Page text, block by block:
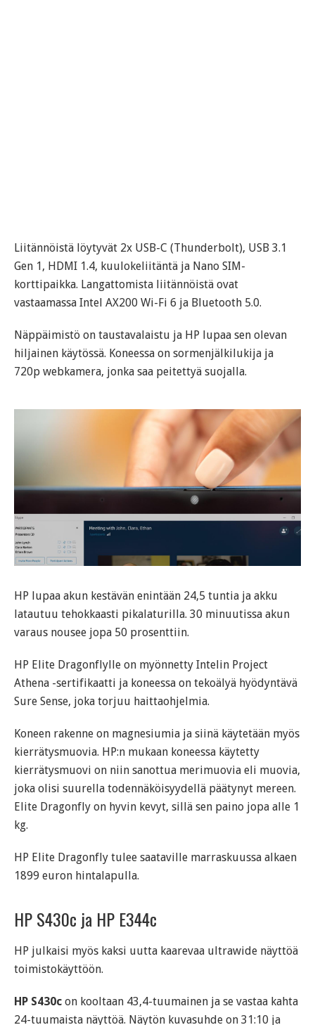
Liitännöistä löytyvät 2x USB-C (Thunderbolt), USB 3.1
Gen 1, HDMI 1.4, kuulokeliitäntä ja Nano SIM-
korttipaikka. Langattomista liitännöistä ovat
vastaamassa Intel AX200 Wi-Fi 6 ja Bluetooth 5.0.
Näppäimistö on taustavalaistu ja HP lupaa sen olevan
hiljainen käytössä. Koneessa on sormenjälkilukija ja
720p webkamera, jonka saa peitettyä suojalla.
HP lupaa akun kestävän enintään 24,5 tuntia ja akku
latautuu tehokkaasti pikalaturilla. 30 minuutissa akun
varaus nousee jopa 50 prosenttiin.
HP Elite Dragonflylle on myönnetty Intelin Project
Athena -sertifikaatti ja koneessa on tekoälyä hyödyntävä
Sure Sense, joka torjuu haittaohjelmia.
Koneen rakenne on magnesiumia ja siinä käytetään myös
kierrätysmuovia. HP:n mukaan koneessa käytetty
kierrätysmuovi on niin sanottua merimuovia eli muovia,
joka olisi suurella todennäköisyydellä päätynyt mereen.
Elite Dragonfly on hyvin kevyt, sillä sen paino jopa alle 1
kg.
HP Elite Dragonfly tulee saataville marraskuussa alkaen
1899 euron hintalapulla.
HP S430c ja HP E344c
HP julkaisi myös kaksi uutta kaarevaa ultrawide näyttöä
toimistokäyttöön.
HP S430c on kooltaan 43,4-tuumainen ja se vastaa kahta
24-tuumaista näyttöä. Näytön kuvasuhde on 31:10 ja